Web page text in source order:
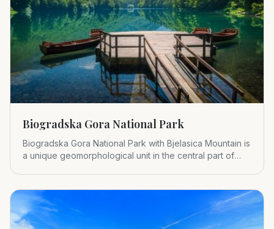
Biogradska Gora National Park
Biogradska Gora National Park with Bjelasica Mountain is
a unique geomorphological unit in the central part of